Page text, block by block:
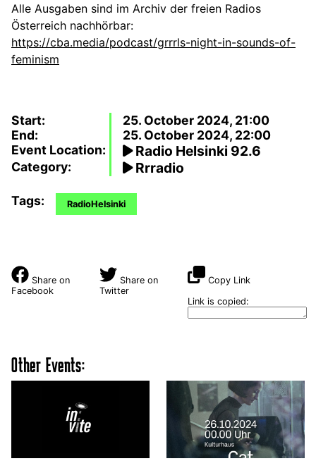
Alle Ausgaben sind im Archiv der freien Radios
Österreich nachhörbar:
https://cba.media/podcast/grrrls-night-in-sounds-of-
feminism
Start:
25. October 2024, 21:00
End:
25. October 2024, 22:00
Event Location:
Radio Helsinki 92.6
Category: Rrradio
Tags: RadioHelsinki
Share on
Facebook
Share on
Twitter
Copy Link
Link is copied:
Other Events: